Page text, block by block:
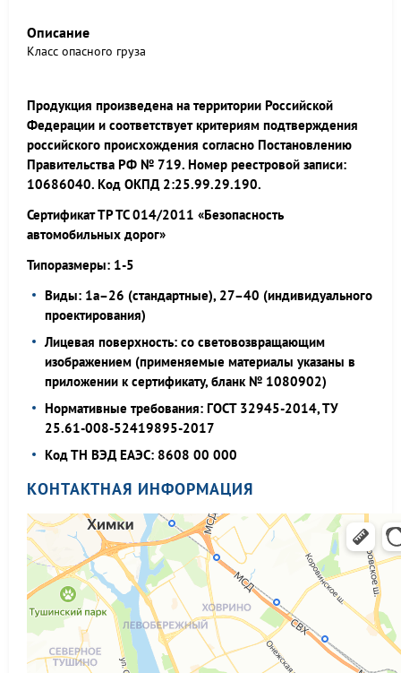
Описание
Класс опасного груза
Продукция произведена на территории Российской
Федерации и соответствует критериям подтверждения
российского происхождения согласно Постановлению
Правительства РФ № 719. Номер реестровой записи:
10686040. Код ОКПД 2:25.99.29.190.
Сертификат ТР ТС 014/2011 «Безопасность
автомобильных дорог»
Типоразмеры: 1-5
Виды: 1а–26 (стандартные), 27–40 (индивидуального
проектирования)
Лицевая поверхность: со световозвращающим
изображением (применяемые материалы указаны в
приложении к сертификату, бланк № 1080902)
Нормативные требования: ГОСТ 32945-2014, ТУ
25.61-008-52419895-2017
Код ТН ВЭД ЕАЭС: 8608 00 000
КОНТАКТНАЯ ИНФОРМАЦИЯ